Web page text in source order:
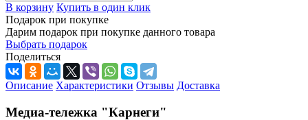
В корзину Купить в один клик
Подарок при покупке
Дарим подарок при покупке данного товара
Выбрать подарок
Поделиться
Описание Характеристики Отзывы Доставка
Медиа-тележка "Карнеги"